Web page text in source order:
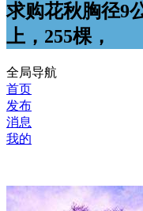
求购花秋胸径9
上，255棵，
全局导航
首页
发布
消息
我的